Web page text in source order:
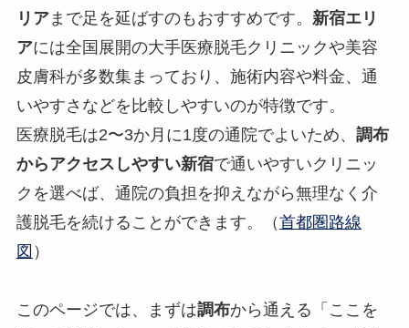
リアまで足を延ばすのもおすすめです。 新宿エリ
アには全国展開の大手医療脱毛クリニックや美容
皮膚科が多数集まっており、施術内容や料金、通
いやすさなどを比較しやすいのが特徴です。
医療脱毛は2〜3か月に1度の通院でよいため、 調布
からアクセスしやすい新宿で通いやすいクリニッ
クを選べば、通院の負担を抑えながら無理なく介
護脱毛を続けることができます。（首都圏路線
図 ）
このページでは、まずは調布から通える「ここを